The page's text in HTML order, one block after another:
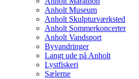
Anholt Museum
Anholt Skulpturværksted
Anholt Sommerkoncerter
Anholt Vandsport
Byvandringer
Langt ude på Anholt
Lystfiskeri
Sælerne